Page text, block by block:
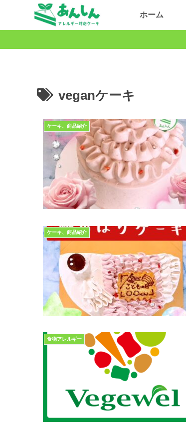
ホーム
veganケーキ
ケーキ、商品紹介
ケーキ、商品紹介
食物アレルギー